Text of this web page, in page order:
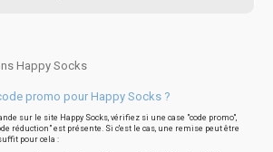
Happy Socks
promo pour Happy Socks ?
sur le site Happy Socks, vérifiez si une case "code promo",
réduction" est présente. Si c'est le cas, une remise peut être
pour cela :